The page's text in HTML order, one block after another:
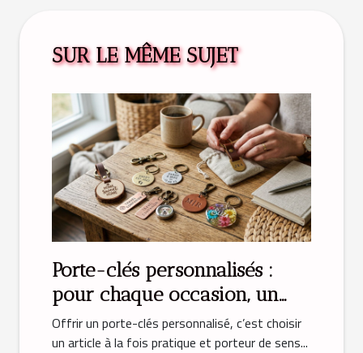
SUR LE MÊME SUJET
Porte-clés personnalisés :
pour chaque occasion, un
cadeau unique
Offrir un porte-clés personnalisé, c’est choisir
un article à la fois pratique et porteur de sens...